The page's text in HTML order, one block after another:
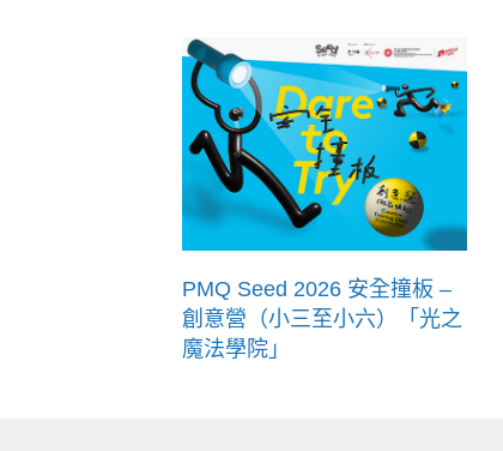
PMQ Seed 2026 安全撞板 –
創意營（小三至小六）「光之
魔法學院」